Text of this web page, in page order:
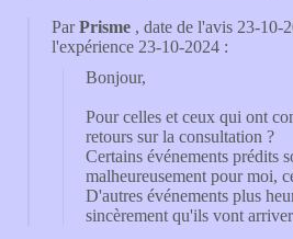
ParPrisme , date de l'avis 23-10-
l'expérience 23-10-2024 :
Bonjour,
Pour celles et ceux qui ont
retours sur la consultation ?
Certains événements prédits
malheureusement pour moi,
D'autres événements plus
sincèrement qu'ils vont